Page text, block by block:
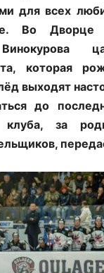
для всех
Во
которая
лёд выходят
до
клуба, за